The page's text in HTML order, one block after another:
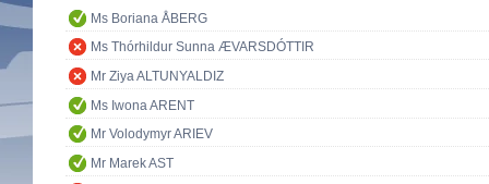
Ms Boriana ÅBERG
Ms Thórhildur Sunna ÆVARSDÓTTIR
Mr Ziya ALTUNYALDIZ
Ms Iwona ARENT
Mr Volodymyr ARIEV
Mr Marek AST